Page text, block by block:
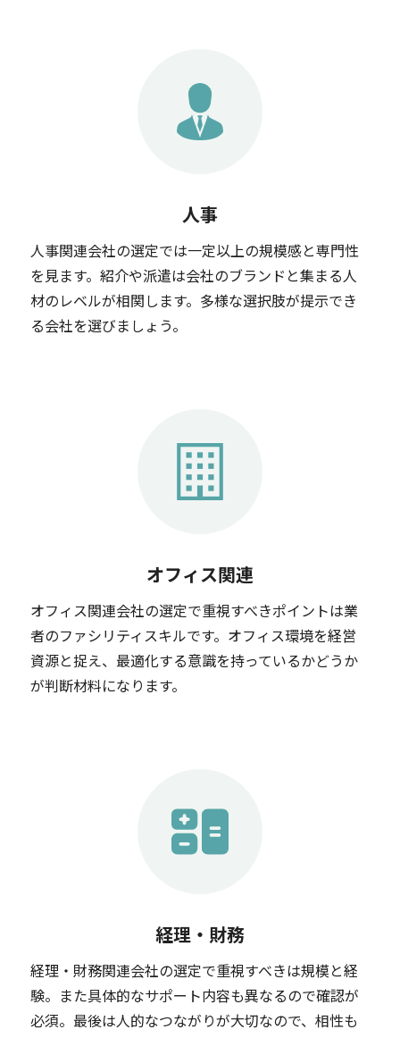
人事
人事関連会社の選定では一定以上の規模感と専門性
を見ます。紹介や派遣は会社のブランドと集まる人
材のレベルが相関します。多様な選択肢が提示でき
る会社を選びましょう。
オフィス関連
オフィス関連会社の選定で重視すべきポイントは業
者のファシリティスキルです。オフィス環境を経営
資源と捉え、最適化する意識を持っているかどうか
が判断材料になります。
経理・財務
経理・財務関連会社の選定で重視すべきは規模と経
験。また具体的なサポート内容も異なるので確認が
必須。最後は人的なつながりが大切なので、相性も